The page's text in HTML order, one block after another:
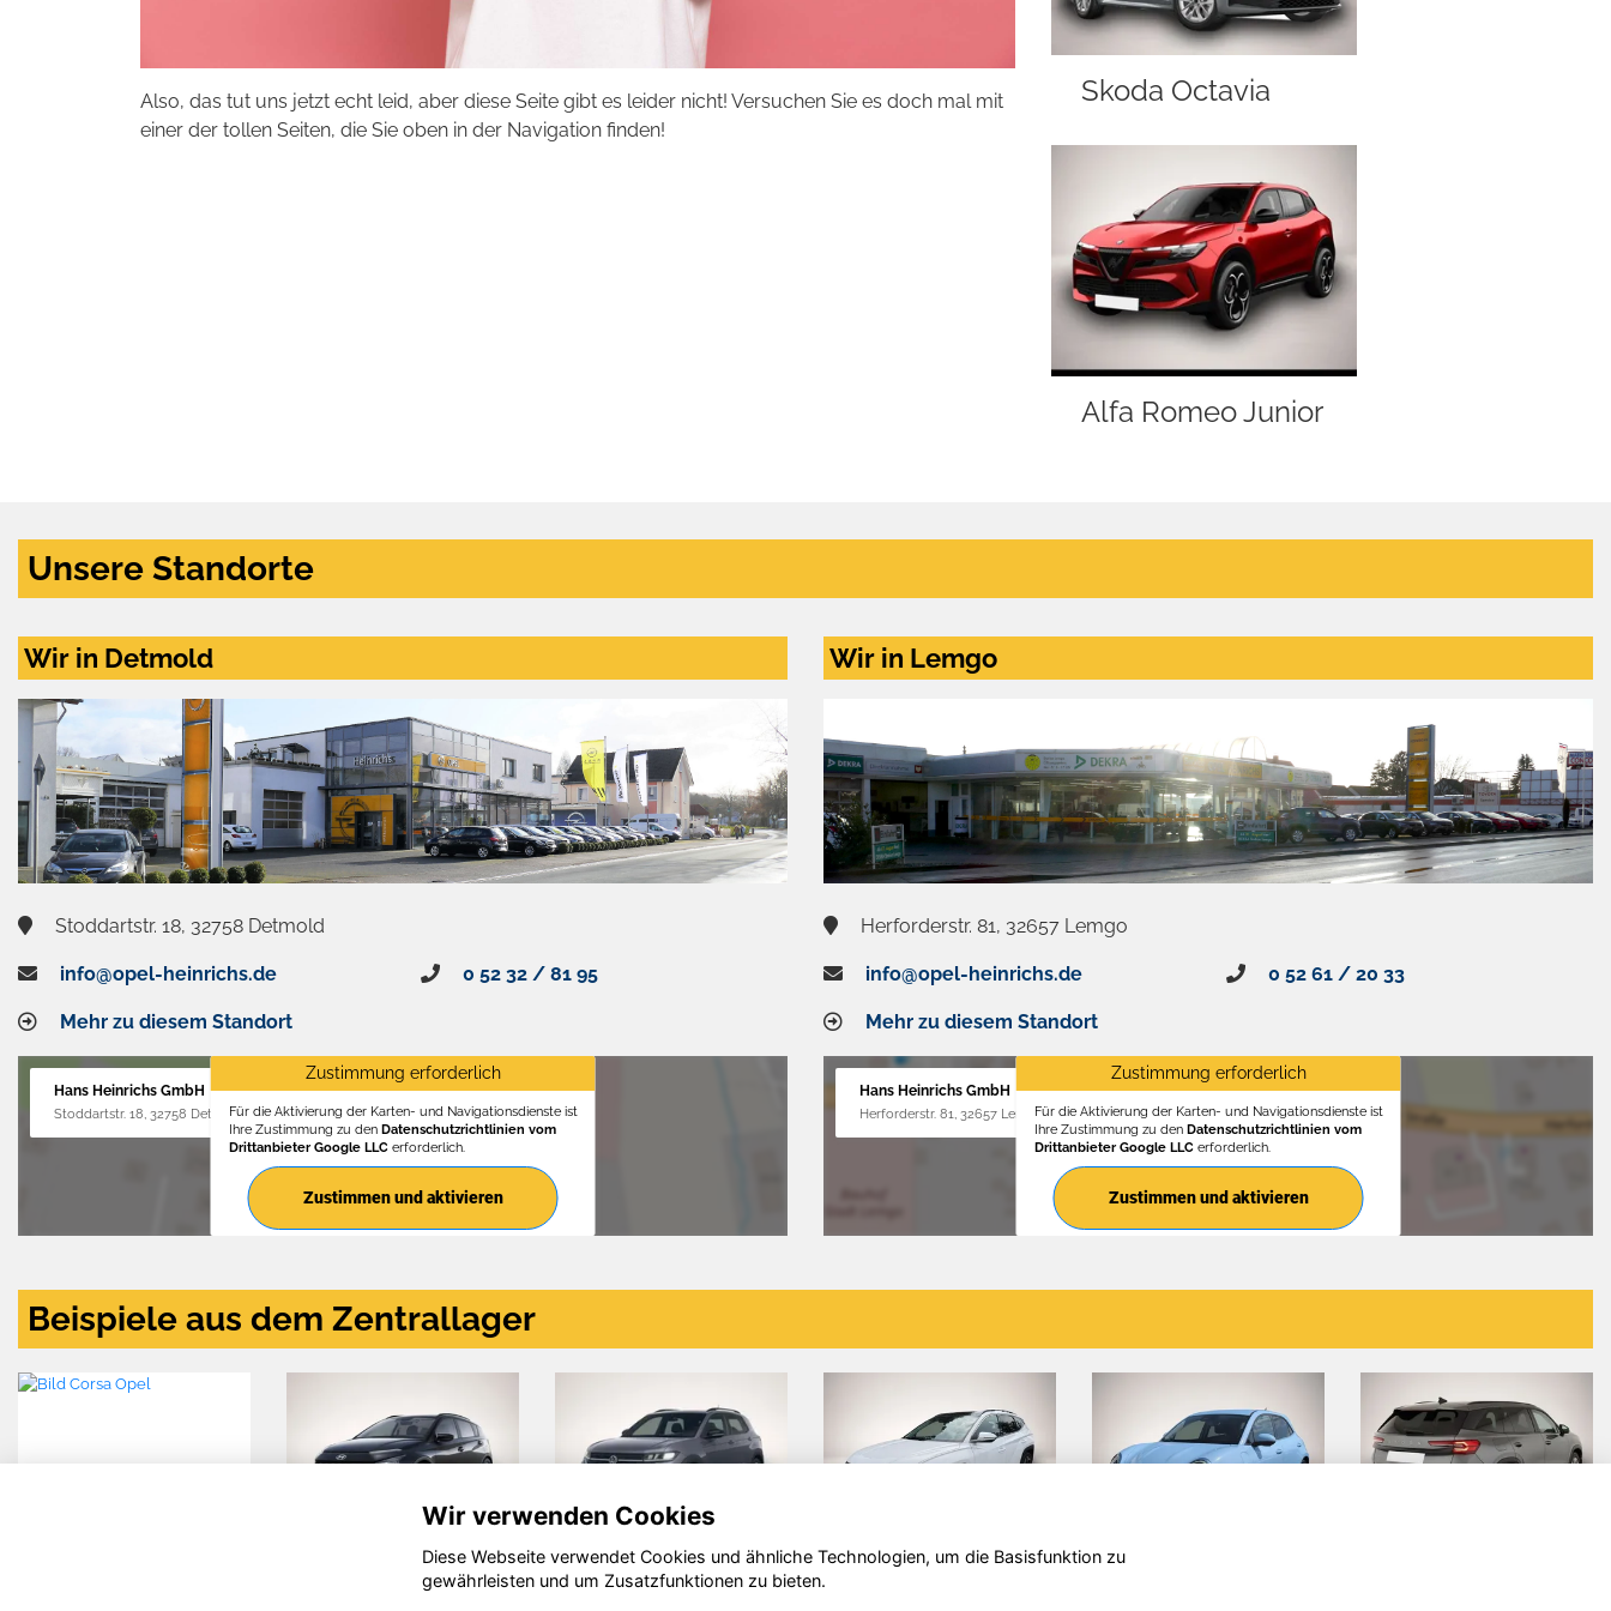
Also, das tut uns jetzt echt leid, aber diese Seite gibt es leider nicht! Versuchen Sie es doch mal mit
einer der tollen Seiten, die Sie oben in der Navigation finden!
Skoda Octavia
Alfa Romeo Junior
Unsere Standorte
Wir in Detmold
Stoddartstr. 18, 32758 Detmold
info@opel-heinrichs.de 0 52 32 / 81 95
Mehr zu diesem Standort
Hans Heinrichs GmbH
Stoddartstr. 18, 32758 Detmold
Zustimmung erforderlich
Für die Aktivierung der Karten- und Navigationsdienste ist
Ihre Zustimmung zu den Datenschutzrichtlinien vom
Drittanbieter Google LLCerforderlich.
Zustimmen und aktivieren
Wir in Lemgo
Herforderstr. 81, 32657 Lemgo
info@opel-heinrichs.de 0 52 61 / 20 33
Mehr zu diesem Standort
Hans Heinrichs GmbH
Herforderstr. 81, 32657 Lemgo
Zustimmung erforderlich
Für die Aktivierung der Karten- und Navigationsdienste ist
Ihre Zustimmung zu den Datenschutzrichtlinien vom
Drittanbieter Google LLCerforderlich.
Zustimmen und aktivieren
Beispiele aus dem Zentrallager
ORA Funky
Cat
Skoda
Kodiaq
Kia cee'd /
Wir verwenden Cookies
Diese Webseite verwendet Cookies und ähnliche Technologien, um die Basisfunktion zu
gewährleisten und um Zusatzfunktionen zu bieten.